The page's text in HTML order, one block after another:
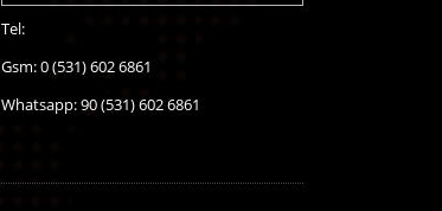
Tel:
Gsm: 0 (531) 602 6861
Whatsapp: 90 (531) 602 6861